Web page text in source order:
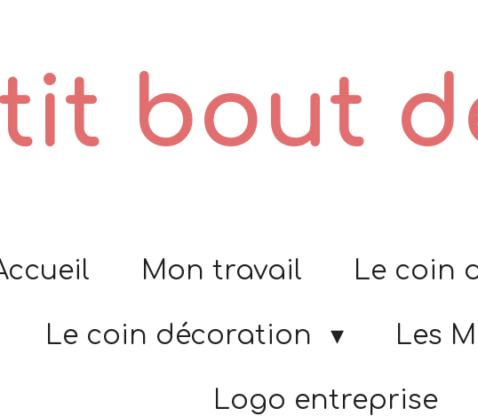
bout
Mon travail Le coin
Le coin décoration Les
Logo entreprise